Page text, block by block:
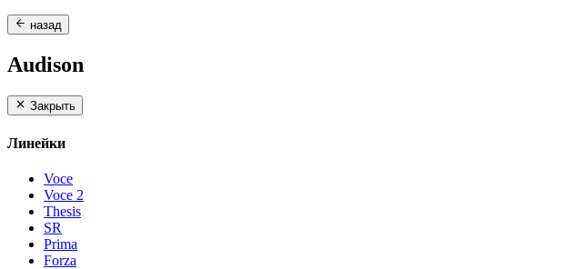
назад
Audison
Закрыть
Линейки
Voce
Voce 2
Thesis
SR
Prima
Forza